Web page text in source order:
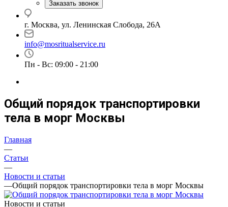
Заказать звонок
г. Москва, ул. Ленинская Слобода, 26А
info@mosritualservice.ru
Пн - Вс: 09:00 - 21:00
Общий порядок транспортировки
тела в морг Москвы
Главная
—
Статьи
—
Новости и статьи
—Общий порядок транспортировки тела в морг Москвы
Новости и статьи